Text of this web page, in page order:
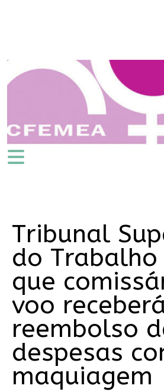
Tribunal
do Trabalho
que
voo
reembolso
despesas
maquiagem